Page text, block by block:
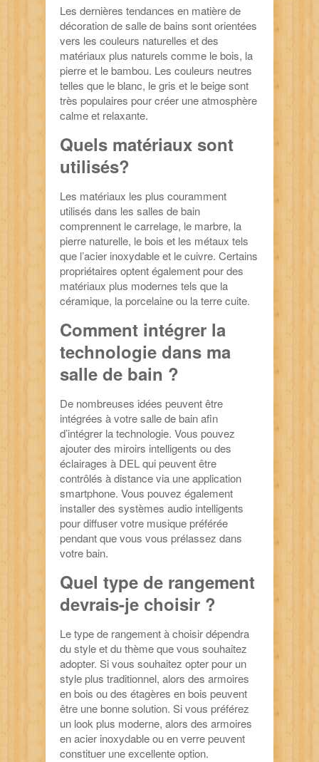
Les dernières tendances en matière de
décoration de salle de bains sont orientées
vers les couleurs naturelles et des
matériaux plus naturels comme le bois, la
pierre et le bambou. Les couleurs neutres
telles que le blanc, le gris et le beige sont
très populaires pour créer une atmosphère
calme et relaxante.
Quels matériaux sont
utilisés?
Les matériaux les plus couramment
utilisés dans les salles de bain
comprennent le carrelage, le marbre, la
pierre naturelle, le bois et les métaux tels
que l’acier inoxydable et le cuivre. Certains
propriétaires optent également pour des
matériaux plus modernes tels que la
céramique, la porcelaine ou la terre cuite.
Comment intégrer la
technologie dans ma
salle de bain ?
De nombreuses idées peuvent être
intégrées à votre salle de bain afin
d’intégrer la technologie. Vous pouvez
ajouter des miroirs intelligents ou des
éclairages à DEL qui peuvent être
contrôlés à distance via une application
smartphone. Vous pouvez également
installer des systèmes audio intelligents
pour diffuser votre musique préférée
pendant que vous vous prélassez dans
votre bain.
Quel type de rangement
devrais-je choisir ?
Le type de rangement à choisir dépendra
du style et du thème que vous souhaitez
adopter. Si vous souhaitez opter pour un
style plus traditionnel, alors des armoires
en bois ou des étagères en bois peuvent
être une bonne solution. Si vous préférez
un look plus moderne, alors des armoires
en acier inoxydable ou en verre peuvent
constituer une excellente option.